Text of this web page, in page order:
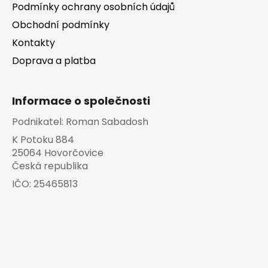
Podmínky ochrany osobních údajů
Obchodní podmínky
Kontakty
Doprava a platba
Informace o společnosti
Podnikatel: Roman Sabadosh
K Potoku 884
25064 Hovorčovice
Česká republika
IČO: 25465813